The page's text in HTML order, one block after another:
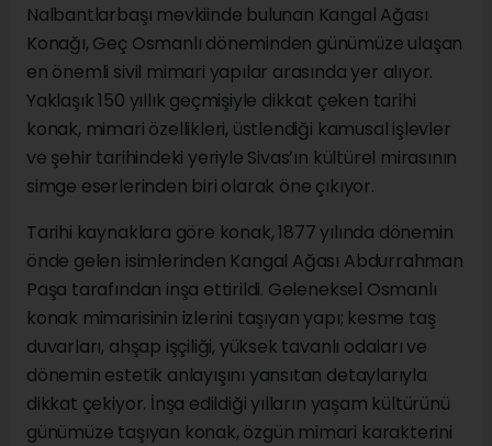
Nalbantlarbaşı mevkiinde bulunan Kangal Ağası
Konağı, Geç Osmanlı döneminden günümüze ulaşan
en önemli sivil mimari yapılar arasında yer alıyor.
Yaklaşık 150 yıllık geçmişiyle dikkat çeken tarihi
konak, mimari özellikleri, üstlendiği kamusal işlevler
ve şehir tarihindeki yeriyle Sivas’ın kültürel mirasının
simge eserlerinden biri olarak öne çıkıyor.
Tarihi kaynaklara göre konak, 1877 yılında dönemin
önde gelen isimlerinden Kangal Ağası Abdurrahman
Paşa tarafından inşa ettirildi. Geleneksel Osmanlı
konak mimarisinin izlerini taşıyan yapı; kesme taş
duvarları, ahşap işçiliği, yüksek tavanlı odaları ve
dönemin estetik anlayışını yansıtan detaylarıyla
dikkat çekiyor. İnşa edildiği yılların yaşam kültürünü
günümüze taşıyan konak, özgün mimari karakterini